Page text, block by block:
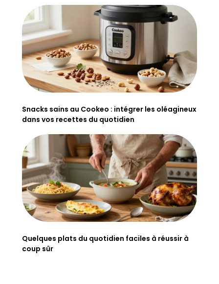
Snacks sains au Cookeo : intégrer les oléagineux
dans vos recettes du quotidien
Quelques plats du quotidien faciles à réussir à
coup sûr